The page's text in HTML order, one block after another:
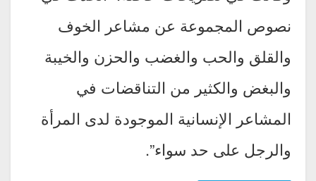
نصوص المجموعة عن مشاعر الخوف
والقلق والحب والغضب والحزن والخيبة
والبغض والكثير من التناقضات في
المشاعر الإنسانية الموجودة لدى المرأة
والرجل على حد سواء”.